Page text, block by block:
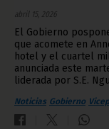
abril 15, 2026
El Gobierno
que acomete en
hotel y el cuartel
anunciada este
liderada por S.E.
Noticias Gobierno